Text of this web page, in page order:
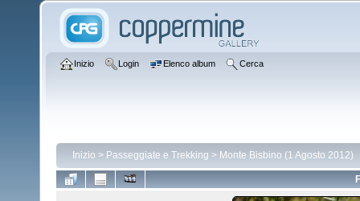
Inizio Login Elenco album Cerca
Inizio > Passeggiate e Trekking > Monte Bisbino (1 Agosto 2012)